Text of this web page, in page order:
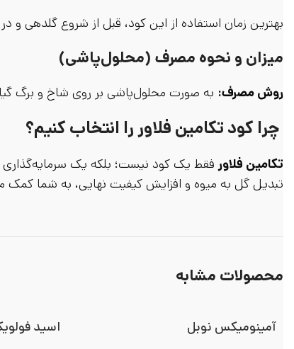
بهترین زمان استفاده از این کود، قبل از شروع گلدهی و
میزان و نحوه مصرف (محلول‌پاشی)
روش مصرف: به صورت محلول‌پاشی بر روی شاخ و برگ
چرا کود تکامین فلاور را انتخاب کنیم؟
تکامین فلاور فقط یک کود نیست؛ بلکه یک
تبدیل گل به میوه و افزایش کیفیت نهایی، به شما کمک
محصولات مشابه
آمینومیکس نوبل
اسید